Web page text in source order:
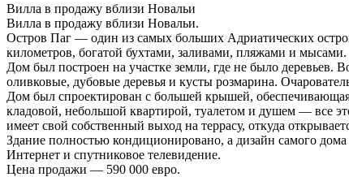
Вилла в продажу вблизи Новальи
Вилла в продажу вблизи Новальи.
Остров Паг — один из самых больших Адриатических
километров, богатой бухтами, заливами, пляжами и мысами.
Дом был построен на участке земли, где не было деревьев.
оливковые, дубовые деревья и кусты розмарина.
Дом был спроектирован с большей крышей,
кладовой, небольшой квартирой, туалетом и душем — все
имеет свой собственный выход на террасу, откуда
Здание полностью кондиционировано, а дизайн самого
Интернет и спутниковое телевидение.
Цена продажи — 590 000 евро.